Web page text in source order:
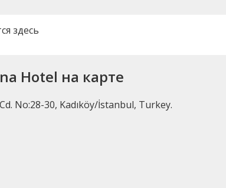
здесь
Hotel на карте
No:28-30, Kadıköy/İstanbul, Turkey.